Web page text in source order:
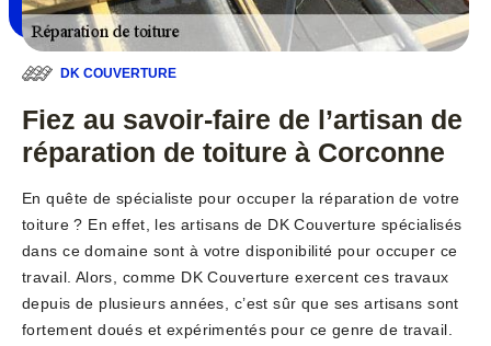
DK COUVERTURE
Fiez au savoir-faire de l’artisan de
réparation de toiture à Corconne
En quête de spécialiste pour occuper la réparation de votre
toiture ? En effet, les artisans de DK Couverture spécialisés
dans ce domaine sont à votre disponibilité pour occuper ce
travail. Alors, comme DK Couverture exercent ces travaux
depuis de plusieurs années, c’est sûr que ses artisans sont
fortement doués et expérimentés pour ce genre de travail.